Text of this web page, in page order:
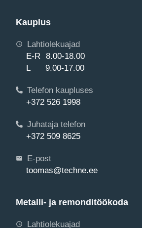
Kauplus
Lahtiolekuajad
E-R 8.00-18.00
L 9.00-17.00
Telefon kaupluses
+372 526 1998
Juhataja telefon
+372 509 8625
E-post
toomas@techne.ee
Metalli- ja remonditöökoda
Lahtiolekuajad